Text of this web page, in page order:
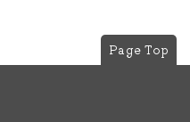
Page Top